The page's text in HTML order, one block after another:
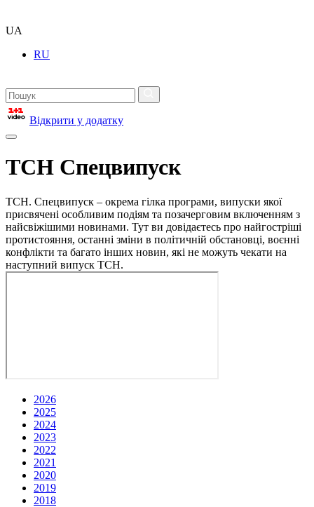
UA
RU
Відкрити у додатку
ТСН Спецвипуск
ТСН. Спецвипуск – окрема гілка програми, випуски якої
присвячені особливим подіям та позачерговим включенням з
найсвіжішими новинами. Тут ви довідаєтесь про найгостріші
протистояння, останні зміни в політичній обстановці, воєнні
конфлікти та багато інших новин, які не можуть чекати на
наступний випуск ТСН.
2026
2025
2024
2023
2022
2021
2020
2019
2018